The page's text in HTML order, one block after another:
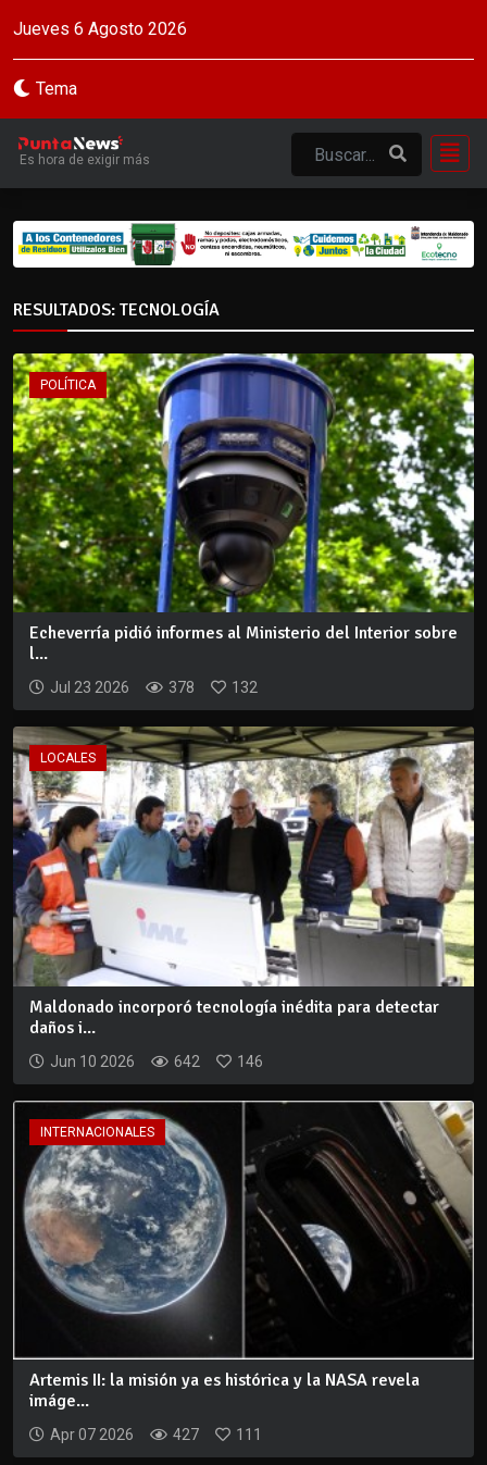
Jueves 6 Agosto 2026
Tema
Es hora de exigir más
RESULTADOS: TECNOLOGÍA
POLÍTICA
Echeverría pidió informes al Ministerio del Interior sobre
l...
Jul 23 2026 378 132
LOCALES
Maldonado incorporó tecnología inédita para detectar
daños i...
Jun 10 2026 642 146
INTERNACIONALES
Artemis II: la misión ya es histórica y la NASA revela
imáge...
Apr 07 2026 427 111